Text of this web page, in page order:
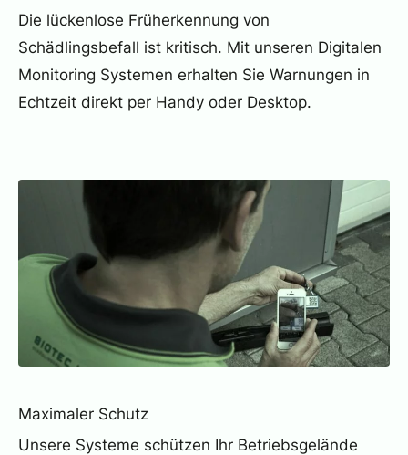
Die lückenlose Früherkennung von
Schädlingsbefall ist kritisch. Mit unseren Digitalen
Monitoring Systemen erhalten Sie Warnungen in
Echtzeit direkt per Handy oder Desktop.
Maximaler Schutz
Unsere Systeme schützen Ihr Betriebsgelände